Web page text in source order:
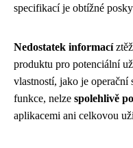
specifikací je obtížné
Nedostatek informací
produktu pro potenciální
vlastností, jako je operační
funkce, nelze spolehlivě
aplikacemi ani celkovou